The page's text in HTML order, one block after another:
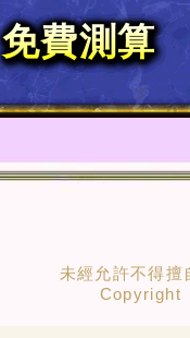
免費測算
未經允許不得擅
Copyright